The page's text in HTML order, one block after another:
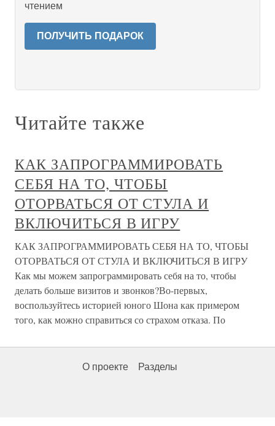
чтением
ПОЛУЧИТЬ ПОДАРОК
Читайте также
КАК ЗАПРОГРАММИРОВАТЬ
СЕБЯ НА ТО, ЧТОБЫ
ОТОРВАТЬСЯ ОТ СТУЛА И
ВКЛЮЧИТЬСЯ В ИГРУ
КАК ЗАПРОГРАММИРОВАТЬ СЕБЯ НА ТО, ЧТОБЫ
ОТОРВАТЬСЯ ОТ СТУЛА И ВКЛЮЧИТЬСЯ В ИГРУ
Как мы можем запрограммировать себя на то, чтобы
делать больше визитов и звонков?Во-первых,
воспользуйтесь историей юного Шона как примером
того, как можно справиться со страхом отказа. По
О проекте Разделы